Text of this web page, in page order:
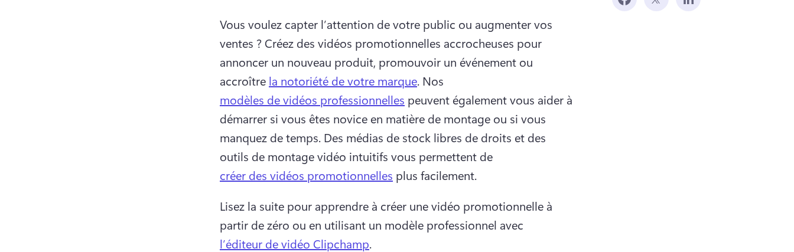
Vous voulez capter l’attention de votre public ou augmenter vos
ventes ? Créez des vidéos promotionnelles accrocheuses pour
annoncer un nouveau produit, promouvoir un événement ou
accroître la notoriété de votre marque. Nos
modèles de vidéos professionnelles peuvent également vous aider à
démarrer si vous êtes novice en matière de montage ou si vous
manquez de temps. Des médias de stock libres de droits et des
outils de montage vidéo intuitifs vous permettent de
créer des vidéos promotionnelles plus facilement.
Lisez la suite pour apprendre à créer une vidéo promotionnelle à
partir de zéro ou en utilisant un modèle professionnel avec
l’éditeur de vidéo Clipchamp.